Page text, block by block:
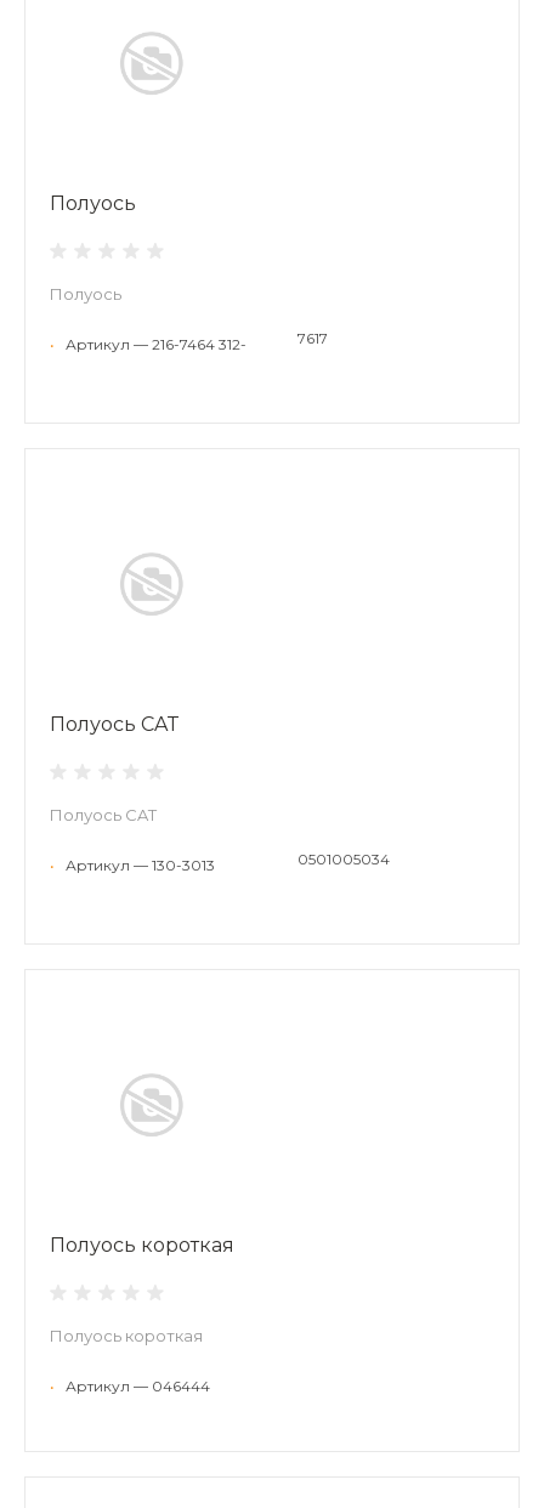
Полуось
Полуось
• Артикул — 216-7464 312- 7617
Полуось CAT
Полуось CAT
• Артикул — 130-3013 0501005034
Полуось короткая
Полуось короткая
• Артикул — 046444